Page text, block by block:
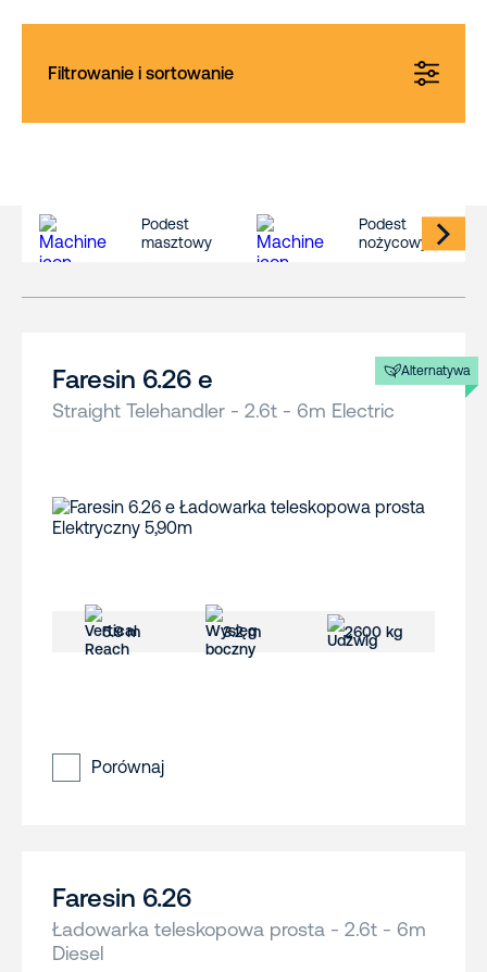
Filtrowanie i sortowanie
Podest
masztowy
Podest
nożycowy
Alternatywa
Faresin 6.26 e
Straight Telehandler - 2.6t - 6m Electric
5.9 m 3.2 m 2600 kg
Porównaj
Faresin 6.26
Ładowarka teleskopowa prosta - 2.6t - 6m
Diesel